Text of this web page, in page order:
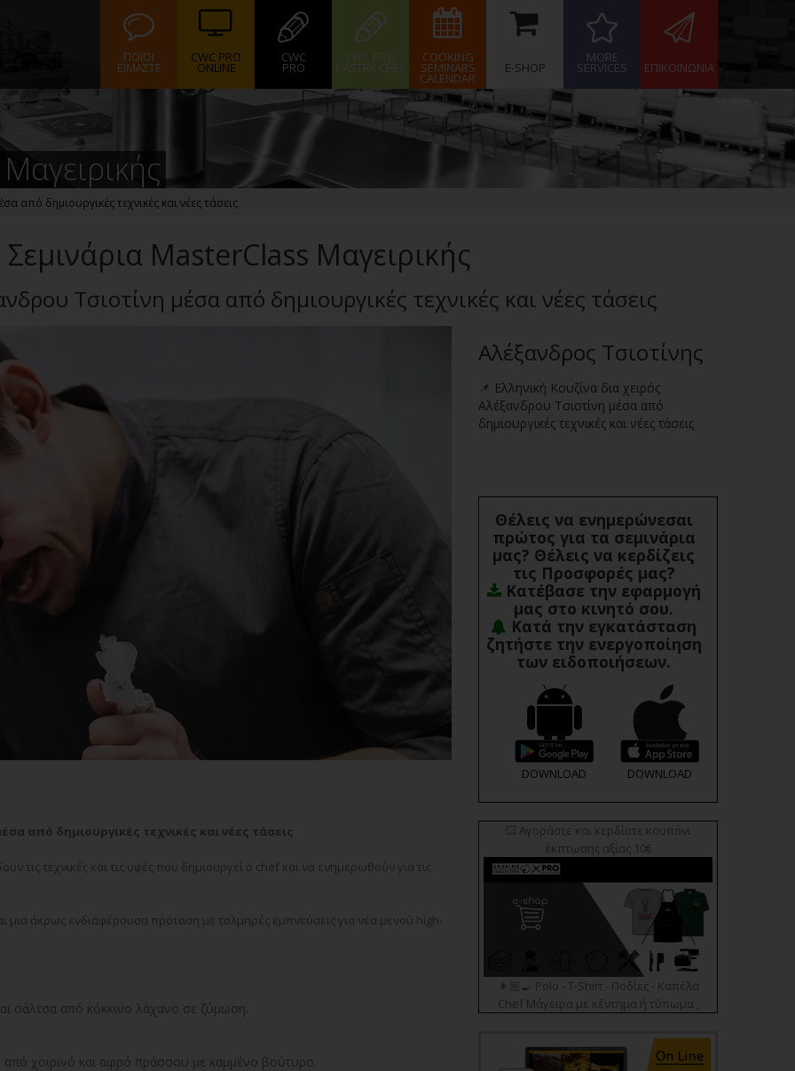
ΠΟΙΟΙ
ΕΙΜΑΣΤΕ
CWC PRO
ONLINE
CWC
PRO
CWC PRO
PASTRY CHEF
COOKING
SEMINARS
CALENDAR
E-SHOP
MORE
SERVICES ΕΠΙΚΟΙΝΩΝΙΑ
από δημιουργικές τεχνικές και νέες τάσεις
Σεμινάρια MasterClass Μαγειρικής
Τσιοτίνη μέσα από δημιουργικές τεχνικές και νέες τάσεις
από δημιουργικές τεχνικές και νέες τάσεις
τις τεχνικές και τις υφές που δημιουργεί ο chef και να ενημερωθούν για τις
μια άκρως ενδιαφέρουσα πρόταση με τολμηρές εμπνεύσεις για νέα μενού high-
σάλτσα από κόκκινο λάχανο σε ζύμωση.
από χοιρινό και αφρό πράσσου με καμμένο βούτυρο.
Αλέξανδρος Τσιοτίνης
📌 Ελληνική Κουζίνα δια χειρός
Αλέξανδρου Τσιοτίνη μέσα από
δημιουργικές τεχνικές και νέες τάσεις
Θέλεις να ενημερώνεσαι
πρώτος για τα σεμινάρια
μας? Θέλεις να κερδίζεις
τις Προσφορές μας?
Κατέβασε την εφαρμογή
μας στο κινητό σου.
Κατά την εγκατάσταση
ζητήστε την ενεργοποίηση
των ειδοποιήσεων.
DOWNLOAD DOWNLOAD
💥 Αγοράστε και κερδίστε κουπόνι
έκπτωσης αξίας 10€
👩🏼‍🍳 Polo - T-Shirt - Ποδίες - Καπέλα
Chef Μάγειρα με κέντημα ή τύπωμα ,